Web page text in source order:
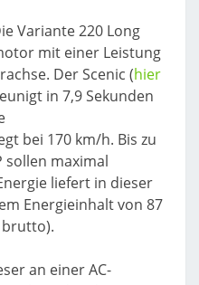
Variante 220 Long
mit einer Leistung
Der Scenic (hier
in 7,9 Sekunden
bei 170 km/h. Bis zu
sollen maximal
liefert in dieser
Energieinhalt von 87
brutto).
an einer AC-